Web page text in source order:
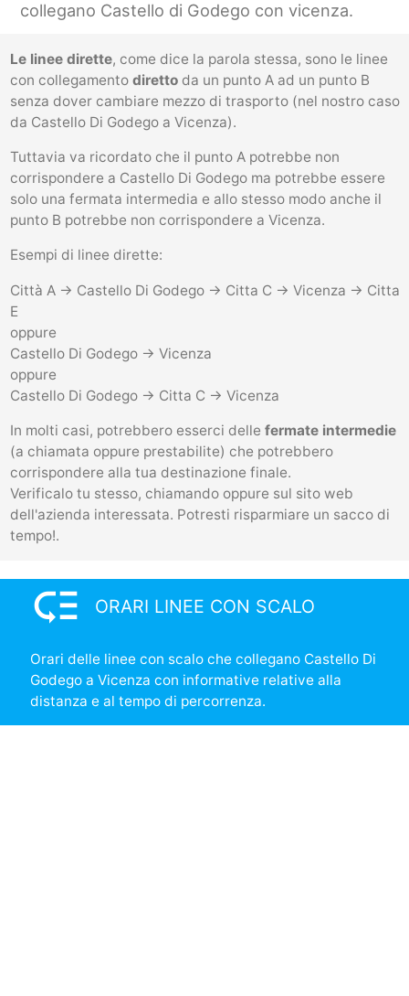
collegano Castello di Godego con vicenza.
Le linee dirette, come dice la parola stessa, sono le linee
con collegamento direttoda un punto A ad un punto B
senza dover cambiare mezzo di trasporto (nel nostro caso
da Castello Di Godego a Vicenza).
Tuttavia va ricordato che il punto A potrebbe non
corrispondere a Castello Di Godego ma potrebbe essere
solo una fermata intermedia e allo stesso modo anche il
punto B potrebbe non corrispondere a Vicenza.
Esempi di linee dirette:
Città A -> Castello Di Godego -> Citta C -> Vicenza -> Citta
E
oppure
Castello Di Godego -> Vicenza
oppure
Castello Di Godego -> Citta C -> Vicenza
In molti casi, potrebbero esserci delle fermate intermedie
(a chiamata oppure prestabilite) che potrebbero
corrispondere alla tua destinazione finale.
Verificalo tu stesso, chiamando oppure sul sito web
dell'azienda interessata. Potresti risparmiare un sacco di
tempo!.
low_priority ORARI LINEE CON SCALO
Orari delle linee con scalo che collegano Castello Di
Godego a Vicenza con informative relative alla
distanza e al tempo di percorrenza.